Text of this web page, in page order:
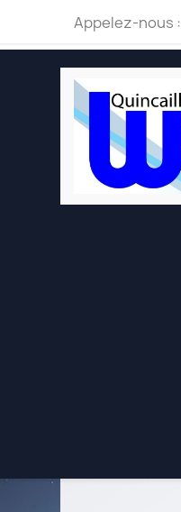
Appelez-nous :